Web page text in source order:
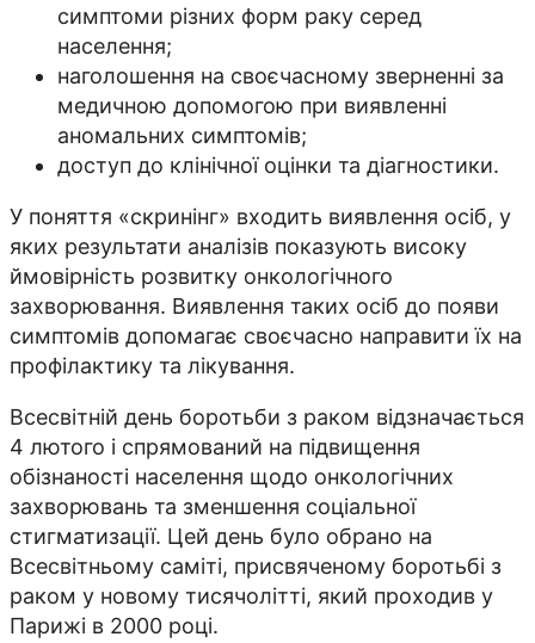
симптоми різних форм раку серед
населення;
наголошення на своєчасному зверненні за
медичною допомогою при виявленні
аномальних симптомів;
доступ до клінічної оцінки та діагностики.
У поняття «скринінг» входить виявлення осіб, у
яких результати аналізів показують високу
ймовірність розвитку онкологічного
захворювання. Виявлення таких осіб до появи
симптомів допомагає своєчасно направити їх на
профілактику та лікування.
Всесвітній день боротьби з раком відзначається
4 лютого і спрямований на підвищення
обізнаності населення щодо онкологічних
захворювань та зменшення соціальної
стигматизації. Цей день було обрано на
Всесвітньому саміті, присвяченому боротьбі з
раком у новому тисячолітті, який проходив у
Парижі в 2000 році.